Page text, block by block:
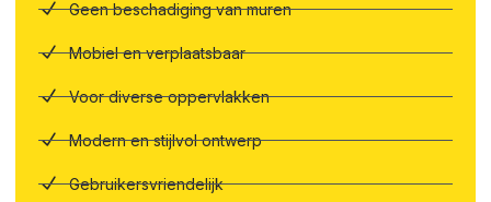
Geen beschadiging van muren
Mobiel en verplaatsbaar
Voor diverse oppervlakken
Modern en stijlvol ontwerp
Gebruikersvriendelijk